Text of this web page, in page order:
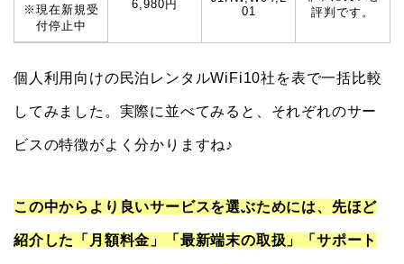
※現在新規受
付停止中
6,980円
01
評判です。
個人利用向けの民泊レンタルWiFi10社を表で一括比較
してみました。実際に並べてみると、それぞれのサー
ビスの特徴がよく分かりますね♪
この中からより良いサービスを選ぶためには、先ほど
紹介した「月額料金」「最新端末の取扱」「サポート